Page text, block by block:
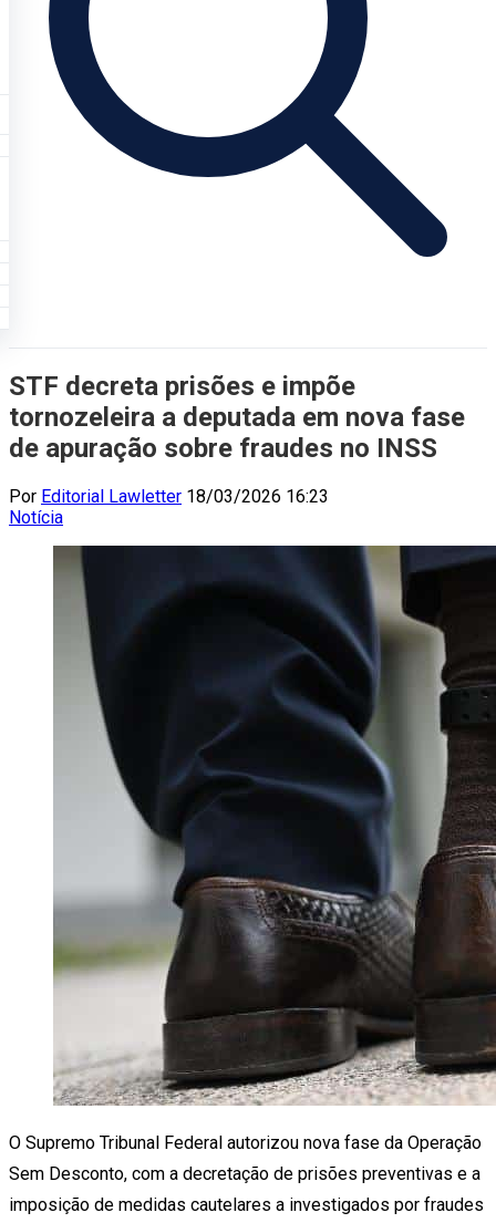
STF decreta prisões e impõe
tornozeleira a deputada em nova fase
de apuração sobre fraudes no INSS
Por Editorial Lawletter 18/03/2026 16:23
Notícia
O Supremo Tribunal Federal autorizou nova fase da Operação
Sem Desconto, com a decretação de prisões preventivas e a
imposição de medidas cautelares a investigados por fraudes